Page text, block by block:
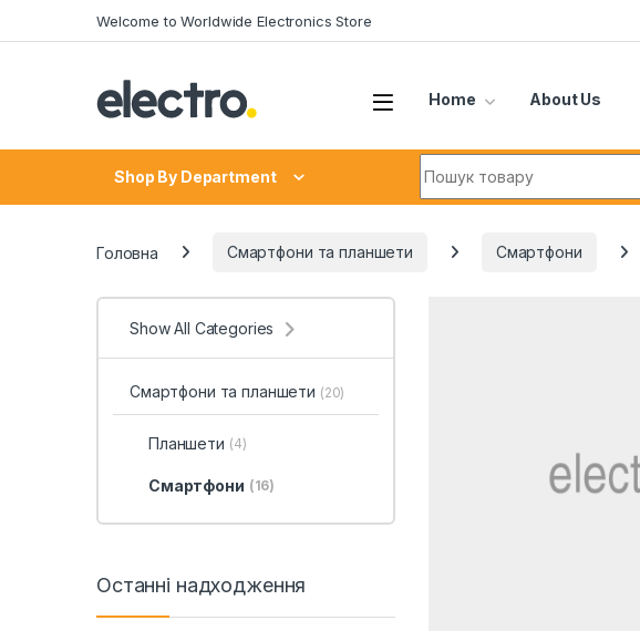
Welcome to Worldwide Electronics Store
Home About Us
Shop By Department
Головна Смартфони та планшети Смартфони
Show All Categories
Смартфони та планшети (20)
Планшети (4)
Смартфони (16)
Останні надходження